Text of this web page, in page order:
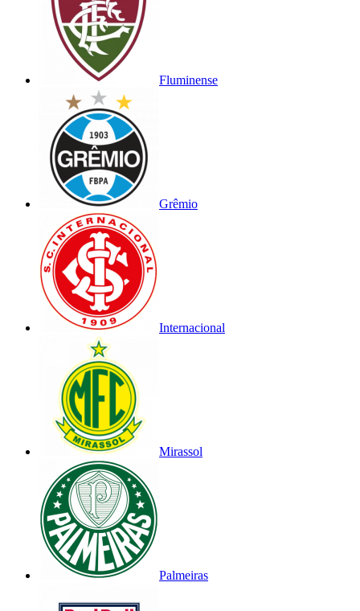
Fluminense
Grêmio
Internacional
Mirassol
Palmeiras